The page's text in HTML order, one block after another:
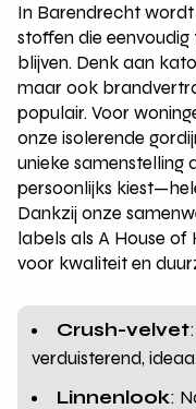
In Barendrecht
stoffen die eenvoudig
blijven. Denk aan
maar ook
populair. Voor
onze isolerende
unieke samenstelling
persoonlijks
Dankzij onze
labels als A House of
voor kwaliteit en
Crush-velvet
verduisterend,
Linnenlook: